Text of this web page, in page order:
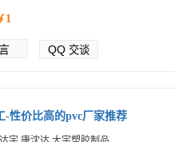
1
QQ 交谈
-性价比高的pvc厂家推荐